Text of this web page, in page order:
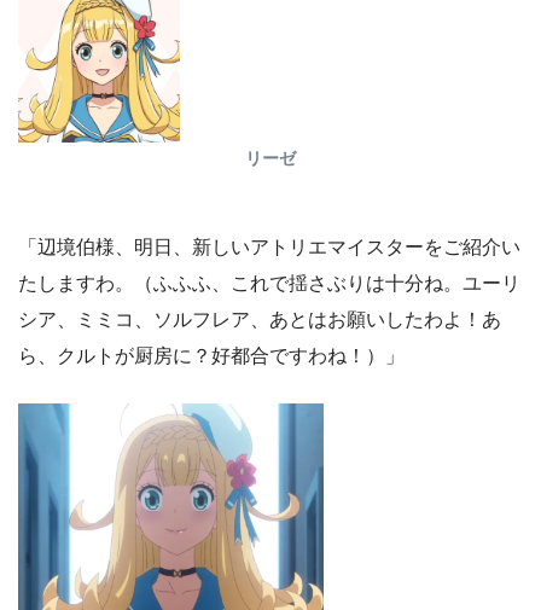
リーゼ
「辺境伯様、明日、新しいアトリエマイスターをご紹介い
たしますわ。（ふふふ、これで揺さぶりは十分ね。ユーリ
シア、ミミコ、ソルフレア、あとはお願いしたわよ！あ
ら、クルトが厨房に？好都合ですわね！）」